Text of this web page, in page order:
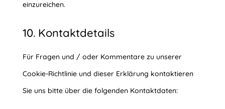
einzureichen.
10. Kontaktdetails
Für Fragen und / oder Kommentare zu unserer
Cookie-Richtlinie und dieser Erklärung kontaktieren
Sie uns bitte über die folgenden Kontaktdaten: